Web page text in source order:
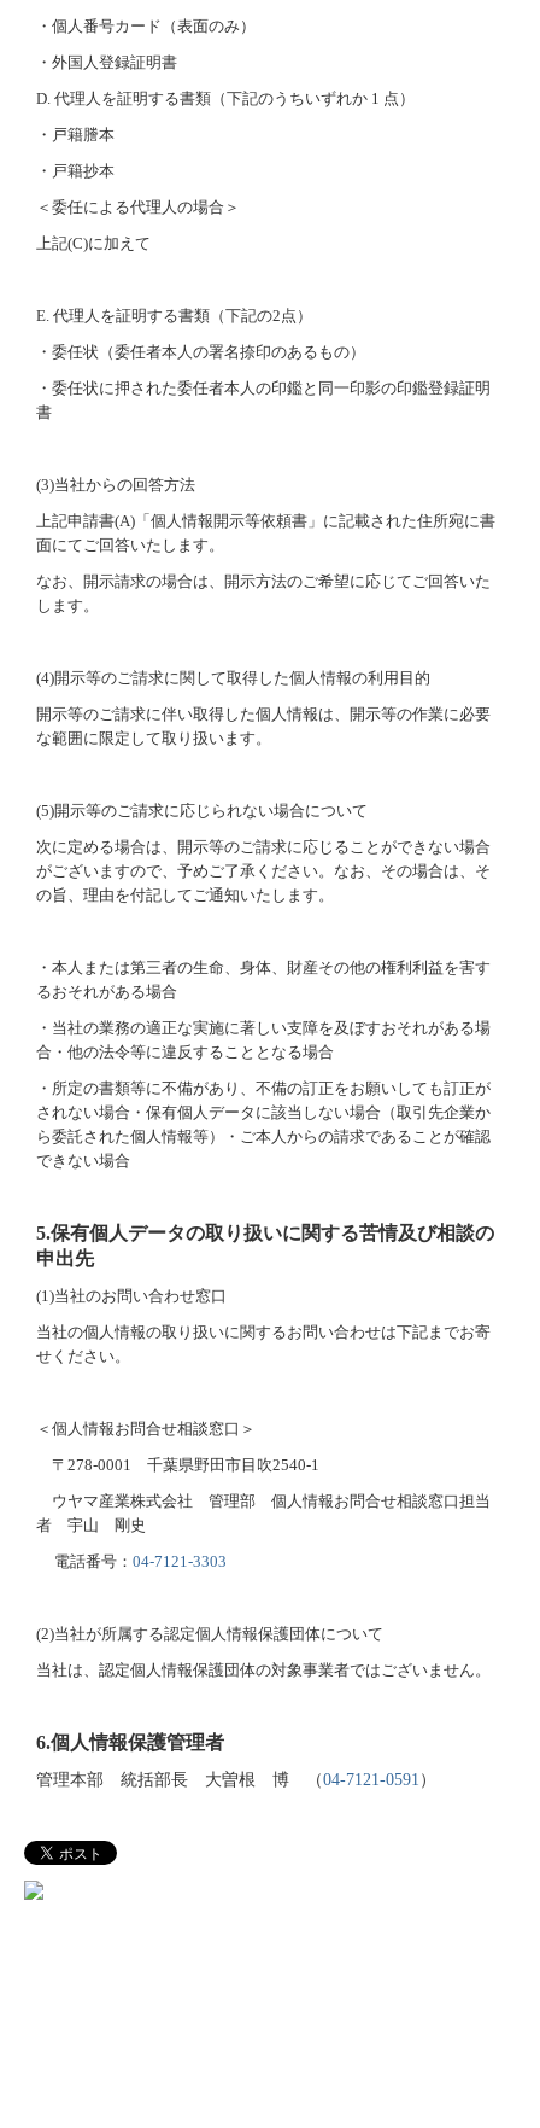
・個人番号カード（表面のみ）
・外国人登録証明書
D. 代理人を証明する書類（下記のうちいずれか 1 点）
・戸籍謄本
・戸籍抄本
＜委任による代理人の場合＞
上記(C)に加えて
E. 代理人を証明する書類（下記の2点）
・委任状（委任者本人の署名捺印のあるもの）
・委任状に押された委任者本人の印鑑と同一印影の印鑑登録証明
書
(3)当社からの回答方法
上記申請書(A) 「個人情報開示等依頼書」に記載された住所宛に書
面にてご回答いたします。
なお、開示請求の場合は、開示方法のご希望に応じてご回答いた
します。
(4)開示等のご請求に関して取得した個人情報の利用目的
開示等のご請求に伴い取得した個人情報は、開示等の作業に必要
な範囲に限定して取り扱います。
(5)開示等のご請求に応じられない場合について
次に定める場合は、開示等のご請求に応じることができない場合
がございますので、予めご了承ください。なお、その場合は、そ
の旨、理由を付記してご通知いたします。
・本人または第三者の生命、身体、財産その他の権利利益を害す
るおそれがある場合
・当社の業務の適正な実施に著しい支障を及ぼすおそれがある場
合・他の法令等に違反することとなる場合
・所定の書類等に不備があり、不備の訂正をお願いしても訂正が
されない場合・保有個人データに該当しない場合（取引先企業か
ら委託された個人情報等）・ご本人からの請求であることが確認
できない場合
5.保有個人データの取り扱いに関する苦情及び相談の
申出先
(1)当社のお問い合わせ窓口
当社の個人情報の取り扱いに関するお問い合わせは下記までお寄
せください。
＜個人情報お問合せ相談窓口＞
〒 278-0001 千葉県野田市目吹2540-1
ウヤマ産業株式会社 管理部 個人情報お問合せ相談窓口担当
者 宇山 剛史
電話番号： 04-7121-3303
(2)当社が所属する認定個人情報保護団体について
当社は、認定個人情報保護団体の対象事業者ではございません。
6.個人情報保護管理者
管理本部 統括部長 大曽根 博 （04-7121-0591 ）